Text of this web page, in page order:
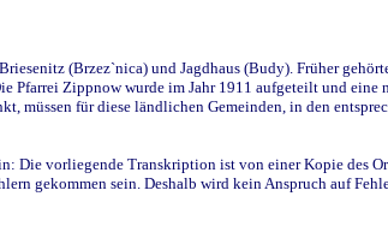
(Brzez`nica) und Jagdhaus (Budy). Früher
Zippnow wurde im Jahr 1911 aufgeteilt und
für diese ländlichen Gemeinden, in den
Die vorliegende Transkription ist von einer Kopie des
gekommen sein. Deshalb wird kein Anspruch auf